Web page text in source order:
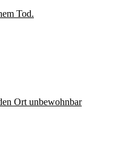
Tod.
Ort unbewohnbar